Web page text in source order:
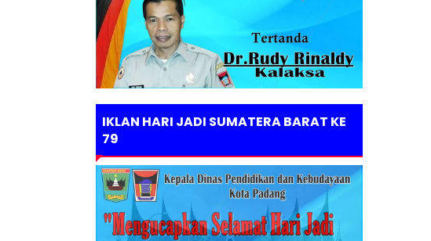
IKLAN HARI JADI SUMATERA BARAT KE
79